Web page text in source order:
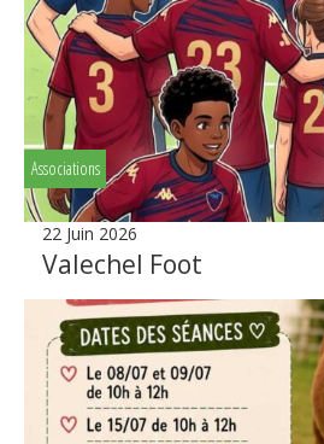
Associations
22 Juin 2026
Valechel Foot